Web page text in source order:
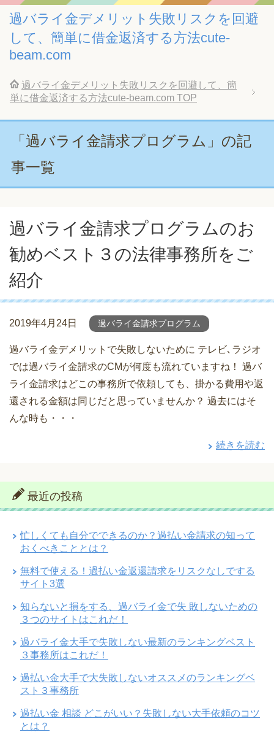
過バライ金デメリット失敗リスクを回避
して、簡単に借金返済する方法cute-
beam.com
過バライ金デメリット失敗リスクを回避して、簡
単に借金返済する方法cute-beam.com TOP
「過バライ金請求プログラム」の記
事一覧
過バライ金請求プログラムのお
勧めベスト３の法律事務所をご
紹介
2019年4月24日 過バライ金請求プログラム
過バライ金デメリットで失敗しないために テレビ､ラジオ
では過バライ金請求のCMが何度も流れていますね！ 過バ
ライ金請求はどこの事務所で依頼しても、掛かる費用や返
還される金額は同じだと思っていませんか？ 過去にはそ
んな時も・・・
続きを読む
最近の投稿
忙しくても自分でできるのか？過払い金請求の知って
おくべきこととは？
無料で使える！過払い金返還請求をリスクなしでする
サイト3選
知らないと損をする、過バライ金で失 敗しないための
３つのサイトはこれだ！
過バライ金大手で失敗しない最新のランキングベスト
３事務所はこれだ！
過払い金大手で大失敗しないオススメのランキングベ
スト３事務所
過払い金 相談 どこがいい？失敗しない大手依頼のコツ
とは？